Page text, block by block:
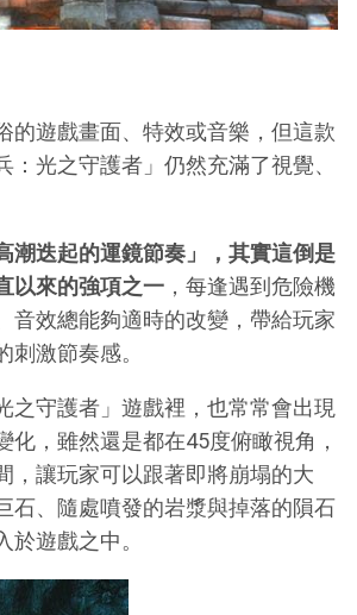
的遊戲畫面、特效或音樂，但這款
：光之守護者」仍然充滿了視覺、
潮迭起的運鏡節奏」，其實這倒是
以來的強項之一 ，每逢遇到危險機
音效總能夠適時的改變，帶給玩家
刺激節奏感。
之守護者」遊戲裡，也常常會出現
化，雖然還是都在45度俯瞰視角，
，讓玩家可以跟著即將崩塌的大
石、隨處噴發的岩漿與掉落的隕石
於遊戲之中。